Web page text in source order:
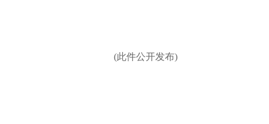
(此件公开发布)